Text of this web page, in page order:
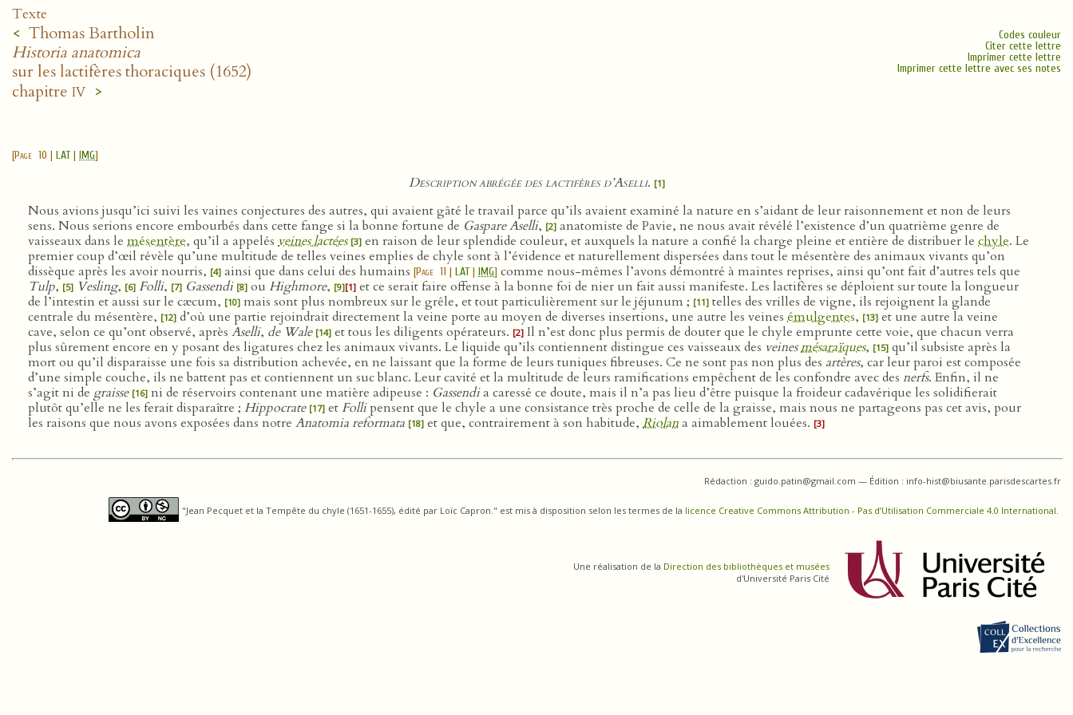
Texte
< Thomas Bartholin
Historia anatomica
sur les lactifères thoraciques (1652)
chapitre iv >
Codes couleur
Citer cette lettre
Imprimer cette lettre
Imprimer cette lettre avec ses notes
[Page 10 | LAT| IMG]
Description abrégée des lactifères d’Aselli. [1]
Nous avions jusqu’ici suivi les vaines conjectures des autres, qui avaient gâté le travail parce qu’ils avaient examiné la nature en s’aidant de leur raisonnement et non de leurs
sens. Nous serions encore embourbés dans cette fange si la bonne fortune de Gaspare Aselli, [2] anatomiste de Pavie, ne nous avait révélé l’existence d’un quatrième genre de
vaisseaux dans le mésentère, qu’il a appelés veines lactées [3] en raison de leur splendide couleur, et auxquels la nature a confié la charge pleine et entière de distribuer le chyle. Le
premier coup d’œil révèle qu’une multitude de telles veines emplies de chyle sont à l’évidence et naturellement dispersées dans tout le mésentère des animaux vivants qu’on
dissèque après les avoir nourris, [4] ainsi que dans celui des humains [Page 11 | LAT| IMG] comme nous-mêmes l’avons démontré à maintes reprises, ainsi qu’ont fait d’autres tels que
Tulp, [5] Vesling, [6] Folli, [7] Gassendi [8] ou Highmore, [9][1] et ce serait faire offense à la bonne foi de nier un fait aussi manifeste. Les lactifères se déploient sur toute la longueur
de l’intestin et aussi sur le cæcum, [10] mais sont plus nombreux sur le grêle, et tout particulièrement sur le jéjunum ; [11] telles des vrilles de vigne, ils rejoignent la glande
centrale du mésentère, [12] d’où une partie rejoindrait directement la veine porte au moyen de diverses insertions, une autre les veines émulgentes, [13] et une autre la veine
cave, selon ce qu’ont observé, après Aselli, de Wale [14] et tous les diligents opérateurs. [2] Il n’est donc plus permis de douter que le chyle emprunte cette voie, que chacun verra
plus sûrement encore en y posant des ligatures chez les animaux vivants. Le liquide qu’ils contiennent distingue ces vaisseaux des veinesmésaraïques, [15] qu’il subsiste après la
mort ou qu’il disparaisse une fois sa distribution achevée, en ne laissant que la forme de leurs tuniques fibreuses. Ce ne sont pas non plus des artères, car leur paroi est composée
d’une simple couche, ils ne battent pas et contiennent un suc blanc. Leur cavité et la multitude de leurs ramifications empêchent de les confondre avec des nerfs. Enfin, il ne
s’agit ni de graisse [16] ni de réservoirs contenant une matière adipeuse : Gassendia caressé ce doute, mais il n’a pas lieu d’être puisque la froideur cadavérique les solidifierait
plutôt qu’elle ne les ferait disparaître ; Hippocrate [17] et Follipensent que le chyle a une consistance très proche de celle de la graisse, mais nous ne partageons pas cet avis, pour
les raisons que nous avons exposées dans notre Anatomia reformata [18] et que, contrairement à son habitude, Riolana aimablement louées. [3]
Rédaction : guido.patin@gmail.com — Édition : info-hist@biusante.parisdescartes.fr
"Jean Pecquet et la Tempête du chyle (1651-1655), édité par Loïc Capron." est mis à disposition selon les termes de la licence Creative Commons Attribution - Pas d’Utilisation Commerciale 4.0 International.
Une réalisation de la Direction des bibliothèques et musées
d'Université Paris Cité